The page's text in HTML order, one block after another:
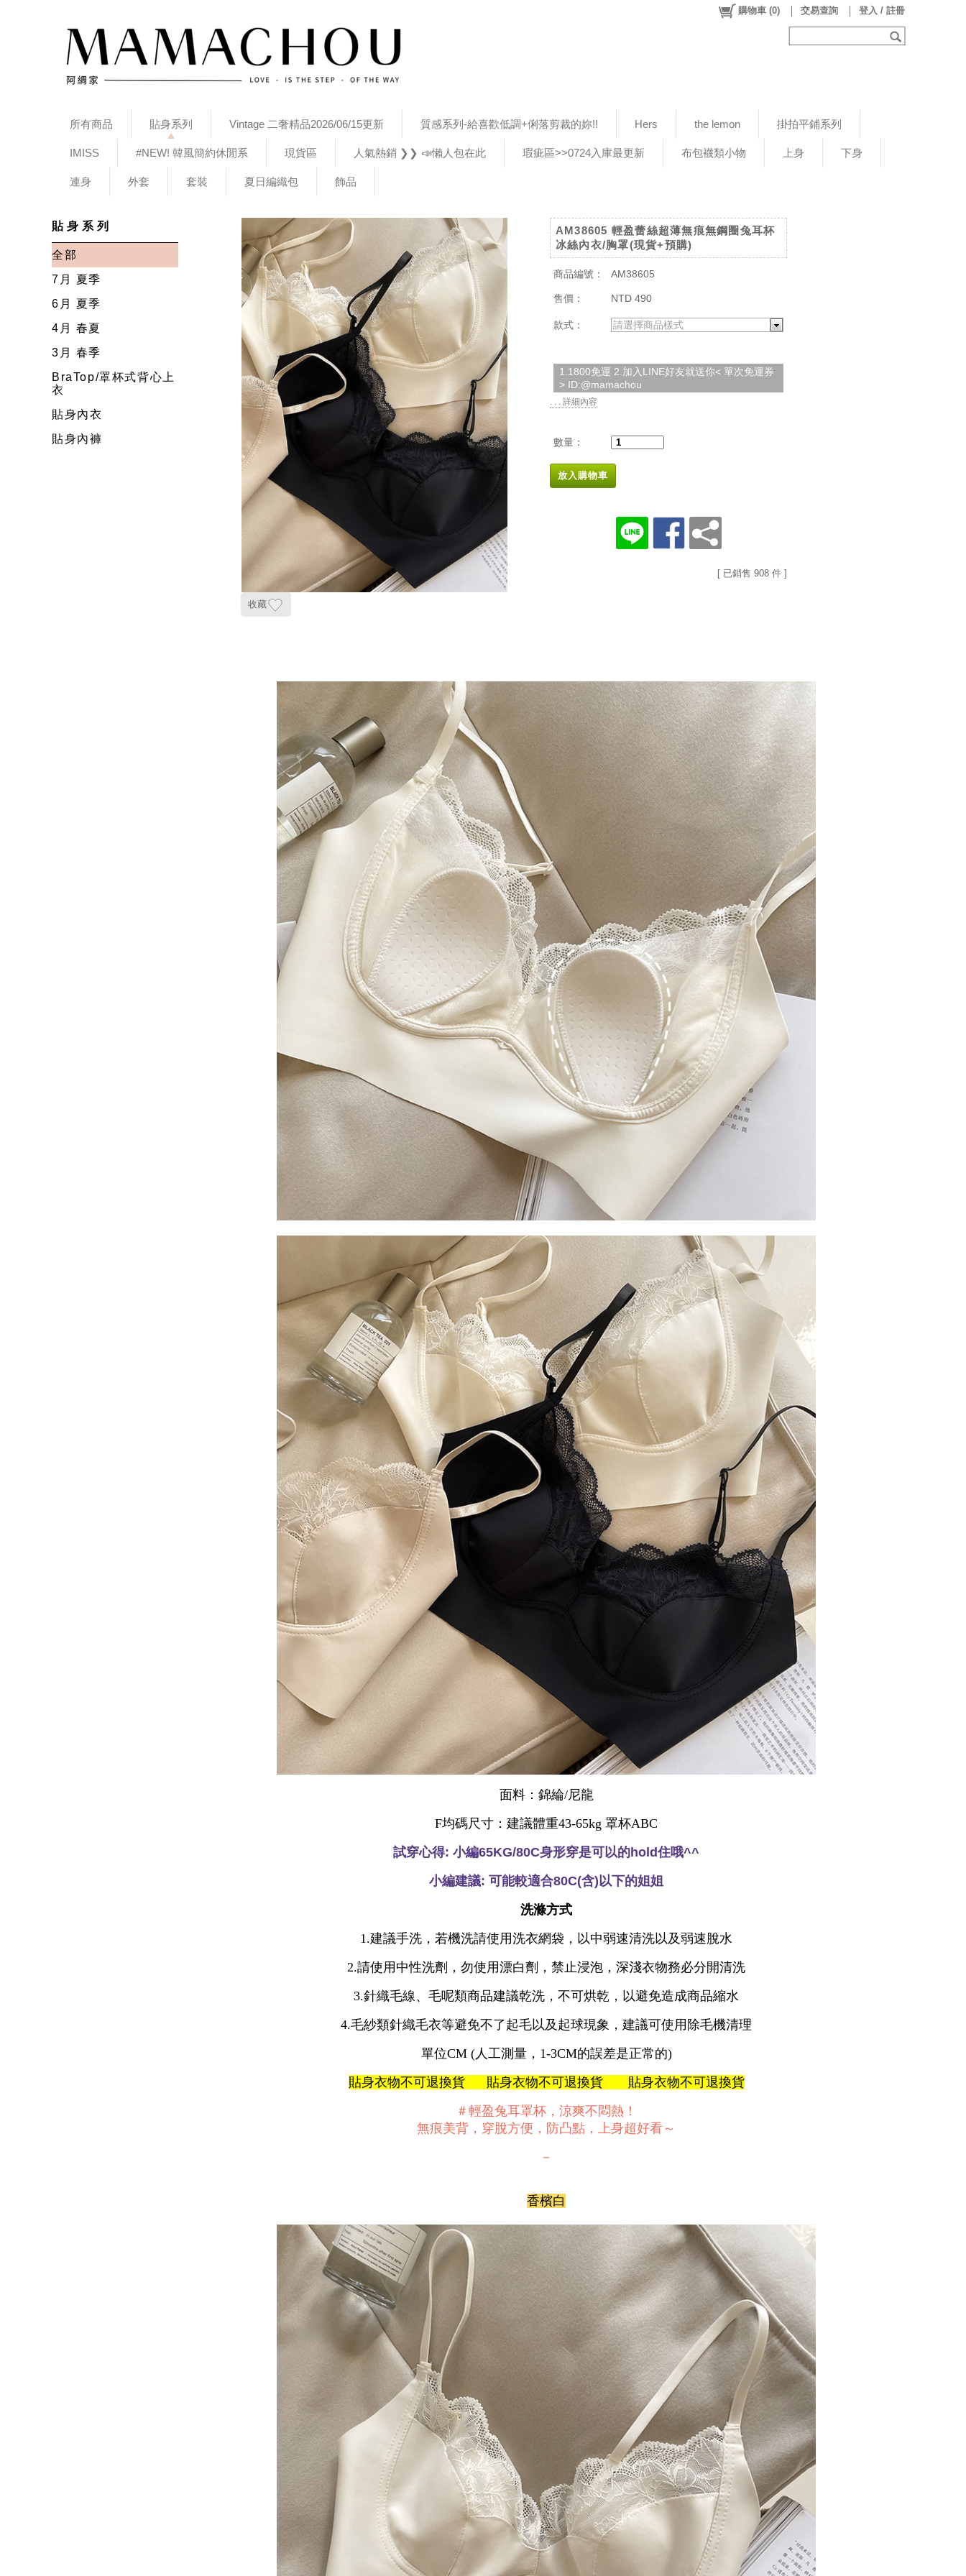
所有商品 貼身系列 Vintage 二奢精品2026/06/15更新 質感系列-給喜歡低調+俐落剪裁的妳!! Hers the lemon 掛拍平鋪系列
IMISS #NEW! 韓風簡約休閒系 現貨區 人氣熱銷 ❯❯ 📣懶人包在此 瑕疵區>>0724入庫最更新 布包襪類小物 上身 下身
連身 外套 套裝 夏日編織包 飾品
購物車 (0) 交易查詢 登入 / 註冊
貼身系列
全部
7月 夏季
6月 夏季
4月 春夏
3月 春季
BraTop/罩杯式背心上
衣
貼身內衣
貼身內褲
收藏
AM38605 輕盈蕾絲超薄無痕無鋼圈兔耳杯
冰絲內衣/胸罩(現貨+預購)
商品編號： AM38605
售價： NTD 490
款式： 請選擇商品樣式
1.1800免運 2.加入LINE好友就送你< 單次免運券
> ID:@mamachou
. . . 詳細內容
數量：
放入購物車
[ 已銷售 908 件 ]